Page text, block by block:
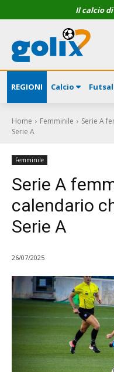
Il calcio
REGIONI Calcio Futsal
Home Femminile
Serie A
Serie A
Femminile
Serie A
calendario
Serie A
26/07/2025